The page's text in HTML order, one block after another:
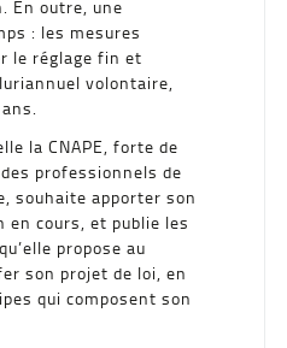
En outre, une
: les mesures
le réglage fin et
volontaire,
la CNAPE, forte de
professionnels de
souhaite apporter son
en cours, et publie les
propose au
son projet de loi, en
qui composent son